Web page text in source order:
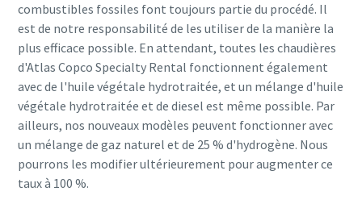
combustibles fossiles font toujours partie du procédé. Il
est de notre responsabilité de les utiliser de la manière la
plus efficace possible. En attendant, toutes les chaudières
d'Atlas Copco Specialty Rental fonctionnent également
avec de l'huile végétale hydrotraitée, et un mélange d'huile
végétale hydrotraitée et de diesel est même possible. Par
ailleurs, nos nouveaux modèles peuvent fonctionner avec
un mélange de gaz naturel et de 25 % d'hydrogène. Nous
pourrons les modifier ultérieurement pour augmenter ce
taux à 100 %.